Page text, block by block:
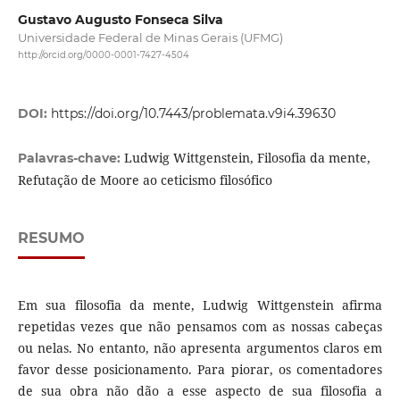
Gustavo Augusto Fonseca Silva
Universidade Federal de Minas Gerais (UFMG)
http://orcid.org/0000-0001-7427-4504
DOI: https://doi.org/10.7443/problemata.v9i4.39630
Palavras-chave: Ludwig Wittgenstein, Filosofia da mente,
Refutação de Moore ao ceticismo filosófico
RESUMO
Em sua filosofia da mente, Ludwig Wittgenstein afirma
repetidas vezes que não pensamos com as nossas cabeças
ou nelas. No entanto, não apresenta argumentos claros em
favor desse posicionamento. Para piorar, os comentadores
de sua obra não dão a esse aspecto de sua filosofia a